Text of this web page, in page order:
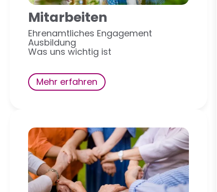
Mitarbeiten
Ehrenamtliches Engagement
Ausbildung
Was uns wichtig ist
Mehr erfahren